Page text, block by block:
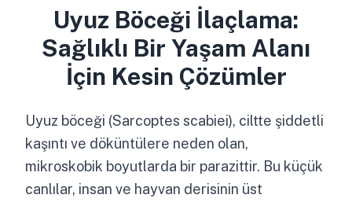
Uyuz Böceği İlaçlama:
Sağlıklı Bir Yaşam Alanı
İçin Kesin Çözümler
Uyuz böceği (Sarcoptes scabiei), ciltte şiddetli
kaşıntı ve döküntülere neden olan,
mikroskobik boyutlarda bir parazittir. Bu küçük
canlılar, insan ve hayvan derisinin üst